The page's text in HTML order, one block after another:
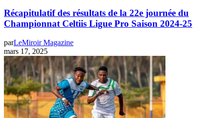
Récapitulatif des résultats de la 22e journée du
Championnat Celtiis Ligue Pro Saison 2024-25
parLeMiroir Magazine
mars 17, 2025